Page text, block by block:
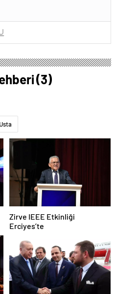
(3)
Usta
Zirve IEEE Etkinliği
Erciyes’te